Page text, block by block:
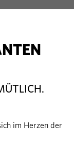
im Herzen der